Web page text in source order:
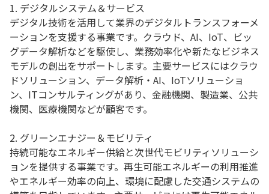
1. デジタルシステム＆サービス
デジタル技術を活用して業界のデジタルトランスフォーメ
ーションを支援する事業です。クラウド、AI、IoT、ビッ
グデータ解析などを駆使し、業務効率化や新たなビジネス
モデルの創出をサポートします。主要サービスにはクラウ
ドソリューション、データ解析・AI、IoTソリューショ
ン、ITコンサルティングがあり、金融機関、製造業、公共
機関、医療機関などが顧客です。
2. グリーンエナジー＆モビリティ
持続可能なエネルギー供給と次世代モビリティソリューシ
ョンを提供する事業です。再生可能エネルギーの利用推進
やエネルギー効率の向上、環境に配慮した交通システムの